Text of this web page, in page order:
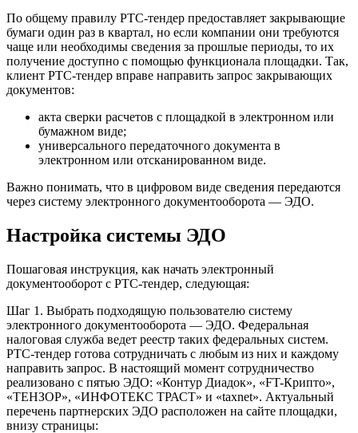
По общему правилу РТС-тендер предоставляет закрывающие
бумаги один раз в квартал, но если компании они требуются
чаще или необходимы сведения за прошлые периоды, то их
получение доступно с помощью функционала площадки. Так,
клиент РТС-тендер вправе направить запрос закрывающих
документов:
акта сверки расчетов с площадкой в электронном или
бумажном виде;
универсального передаточного документа в
электронном или отсканированном виде.
Важно понимать, что в цифровом виде сведения передаются
через систему электронного документооборота — ЭДО.
Настройка системы ЭДО
Пошаговая инструкция, как начать электронный
документооборот с РТС-тендер, следующая:
Шаг 1. Выбрать подходящую пользователю систему
электронного документооборота — ЭДО. Федеральная
налоговая служба ведет реестр таких федеральных систем.
РТС-тендер готова сотрудничать с любым из них и каждому
направить запрос. В настоящий момент сотрудничество
реализовано с пятью ЭДО: «Контур Диадок», «FT-Крипто»,
«ТЕНЗОР», «ИНФОТЕКС ТРАСТ» и «taxnet». Актуальный
перечень партнерских ЭДО расположен на сайте площадки,
внизу страницы: